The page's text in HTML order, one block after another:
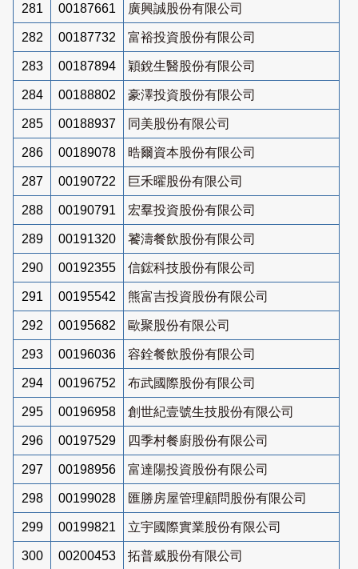
281 00187661 廣興誠股份有限公司
282 00187732 富裕投資股份有限公司
283 00187894 穎銳生醫股份有限公司
284 00188802 豪澤投資股份有限公司
285 00188937 同美股份有限公司
286 00189078 晧爾資本股份有限公司
287 00190722 巨禾曜股份有限公司
288 00190791 宏羣投資股份有限公司
289 00191320 饕濤餐飲股份有限公司
290 00192355 信鋐科技股份有限公司
291 00195542 熊富吉投資股份有限公司
292 00195682 歐聚股份有限公司
293 00196036 容銓餐飲股份有限公司
294 00196752 布武國際股份有限公司
295 00196958 創世紀壹號生技股份有限公司
296 00197529 四季村餐廚股份有限公司
297 00198956 富達陽投資股份有限公司
298 00199028 匯勝房屋管理顧問股份有限公司
299 00199821 立宇國際實業股份有限公司
300 00200453
拓普威股份有限公司